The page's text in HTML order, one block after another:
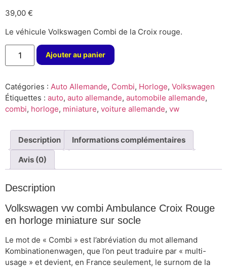
39,00 €
Le véhicule Volkswagen Combi de la Croix rouge.
Ajouter au panier
Catégories : Auto Allemande, Combi, Horloge, Volkswagen
Étiquettes : auto, auto allemande, automobile allemande,
combi, horloge, miniature, voiture allemande, vw
Description Informations complémentaires
Avis (0)
Description
Volkswagen vw combi Ambulance Croix Rouge
en horloge miniature sur socle
Le mot de « Combi » est l’abréviation du mot allemand
Kombinationenwagen, que l’on peut traduire par « multi-
usage » et devient, en France seulement, le surnom de la